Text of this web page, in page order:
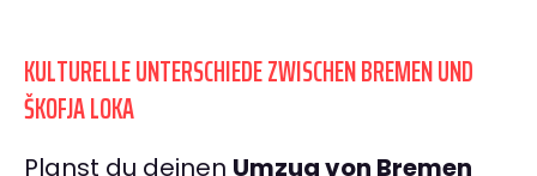
KULTURELLE UNTERSCHIEDE ZWISCHEN BREMEN UND
ŠKOFJA LOKA
Planst du deinen Umzug von Bremen